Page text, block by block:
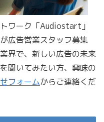
ワーク「Audiostart」
広告営業スタッフ募集
界で、新しい広告の未来
聞いてみたい方、興味の
フォームからご連絡くだ